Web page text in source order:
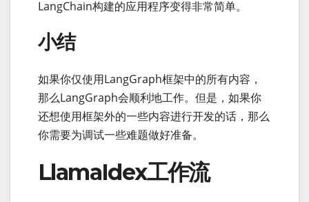
LangChain构建的应用程序变得非常简单。
小结
如果你仅使用LangGraph框架中的所有内容，
那么LangGraph会顺利地工作。但是，如果你
还想使用框架外的一些内容进行开发的话，那么
你需要为调试一些难题做好准备。
LlamaIdex工作流